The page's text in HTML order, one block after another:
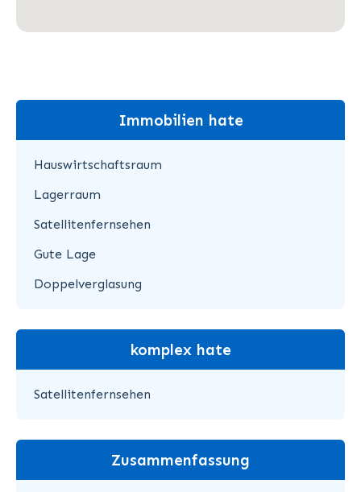
Immobilien hate
Hauswirtschaftsraum
Lagerraum
Satellitenfernsehen
Gute Lage
Doppelverglasung
komplex hate
Satellitenfernsehen
Zusammenfassung